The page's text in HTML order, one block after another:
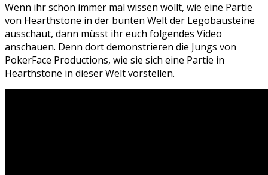
Wenn ihr schon immer mal wissen wollt, wie eine Partie
von Hearthstone in der bunten Welt der Legobausteine
ausschaut, dann müsst ihr euch folgendes Video
anschauen. Denn dort demonstrieren die Jungs von
PokerFace Productions, wie sie sich eine Partie in
Hearthstone in dieser Welt vorstellen.